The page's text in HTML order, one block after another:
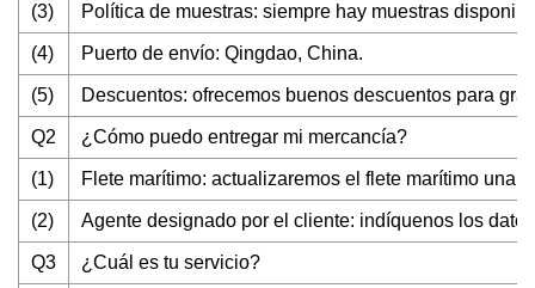
(3) Política de muestras: siempre hay muestras
(4) Puerto de envío: Qingdao, China.
(5) Descuentos: ofrecemos buenos descuentos para
Q2 ¿Cómo puedo entregar mi mercancía?
(1) Flete marítimo: actualizaremos el flete marítimo una
(2) Agente designado por el cliente: indíquenos los
Q3 ¿Cuál es tu servicio?